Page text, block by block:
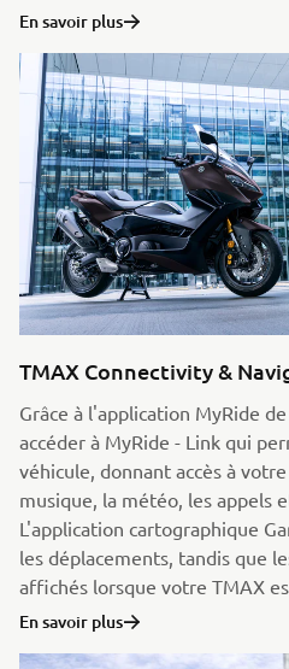
En savoir plus
TMAX Connectivity &
Grâce à l'application MyRide
accéder à MyRide - Link qui
véhicule, donnant accès à
musique, la météo, les appels
L'application cartographique
les déplacements, tandis que
affichés lorsque votre TMAX
En savoir plus